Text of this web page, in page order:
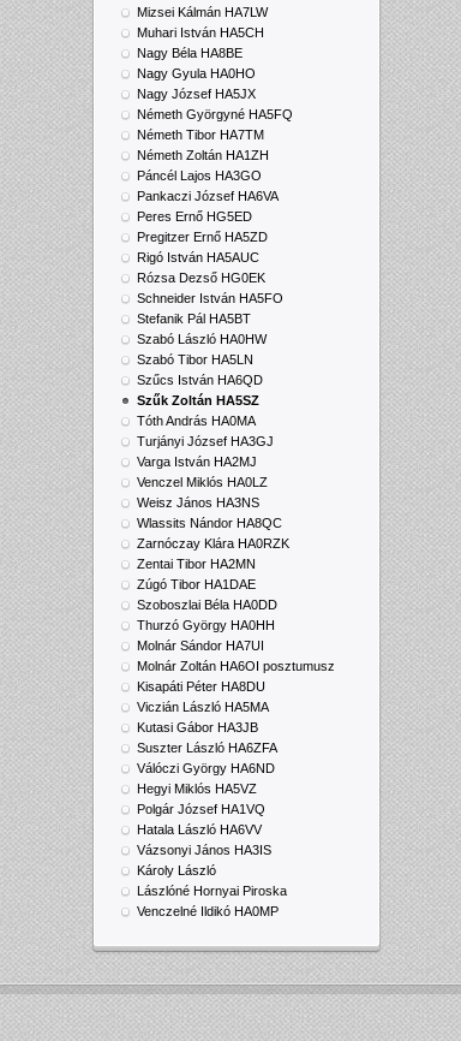
Mizsei Kálmán HA7LW
Muhari István HA5CH
Nagy Béla HA8BE
Nagy Gyula HA0HO
Nagy József HA5JX
Németh Györgyné HA5FQ
Németh Tibor HA7TM
Németh Zoltán HA1ZH
Páncél Lajos HA3GO
Pankaczi József HA6VA
Peres Ernő HG5ED
Pregitzer Ernő HA5ZD
Rigó István HA5AUC
Rózsa Dezső HG0EK
Schneider István HA5FO
Stefanik Pál HA5BT
Szabó László HA0HW
Szabó Tibor HA5LN
Szűcs István HA6QD
Szűk Zoltán HA5SZ
Tóth András HA0MA
Turjányi József HA3GJ
Varga István HA2MJ
Venczel Miklós HA0LZ
Weisz János HA3NS
Wlassits Nándor HA8QC
Zarnóczay Klára HA0RZK
Zentai Tibor HA2MN
Zúgó Tibor HA1DAE
Szoboszlai Béla HA0DD
Thurzó György HA0HH
Molnár Sándor HA7UI
Molnár Zoltán HA6OI posztumusz
Kisapáti Péter HA8DU
Viczián László HA5MA
Kutasi Gábor HA3JB
Suszter László HA6ZFA
Válóczi György HA6ND
Hegyi Miklós HA5VZ
Polgár József HA1VQ
Hatala László HA6VV
Vázsonyi János HA3IS
Károly László
Lászlóné Hornyai Piroska
Venczelné Ildikó HA0MP